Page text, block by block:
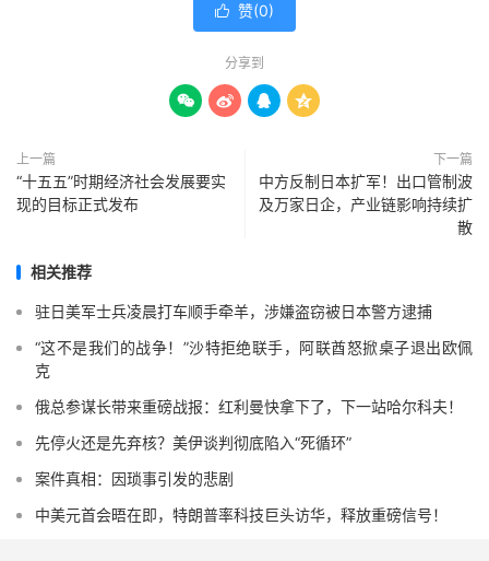
 赞(0)
分享到
   
上一篇
“十五五”时期经济社会发展要实
现的目标正式发布
下一篇
中方反制日本扩军！出口管制波
及万家日企，产业链影响持续扩
散
相关推荐
驻日美军士兵凌晨打车顺手牵羊，涉嫌盗窃被日本警方逮捕
“这不是我们的战争！”沙特拒绝联手，阿联酋怒掀桌子退出欧佩
克
俄总参谋长带来重磅战报：红利曼快拿下了，下一站哈尔科夫！
先停火还是先弃核？美伊谈判彻底陷入“死循环”
案件真相：因琐事引发的悲剧
中美元首会晤在即，特朗普率科技巨头访华，释放重磅信号！